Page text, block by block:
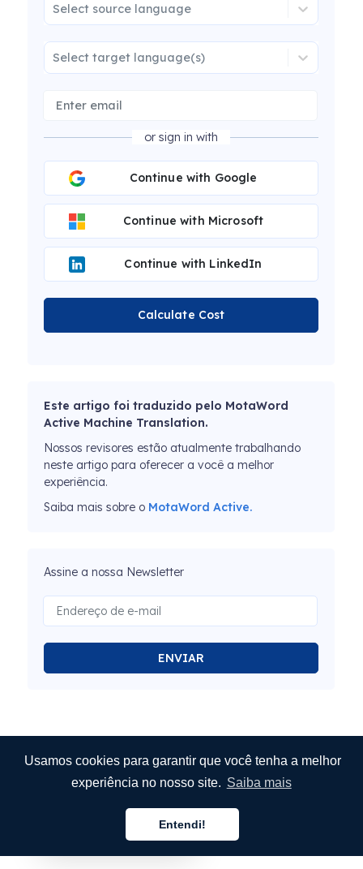
Usamos cookies para garantir que você tenha a melhor
experiência no nosso site. Saiba mais
Entendi!
Select source language
Select target language(s)
or sign in with
Continue with Google
Continue with Microsoft
Continue with LinkedIn
Calculate Cost
Este artigo foi traduzido pelo MotaWord
Active Machine Translation.
Nossos revisores estão atualmente trabalhando
neste artigo para oferecer a você a melhor
experiência.
Saiba mais sobre o MotaWord Active.
Assine a nossa Newsletter
ENVIAR
Português